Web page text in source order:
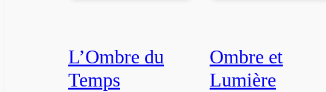
L’Ombre du
Temps
Ombre et
Lumière